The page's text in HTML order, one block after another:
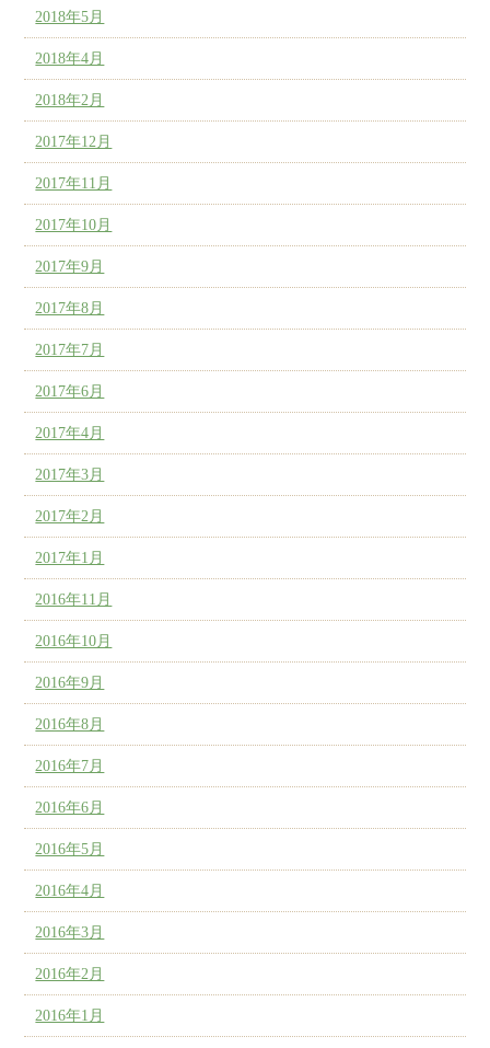
2018年5月
2018年4月
2018年2月
2017年12月
2017年11月
2017年10月
2017年9月
2017年8月
2017年7月
2017年6月
2017年4月
2017年3月
2017年2月
2017年1月
2016年11月
2016年10月
2016年9月
2016年8月
2016年7月
2016年6月
2016年5月
2016年4月
2016年3月
2016年2月
2016年1月